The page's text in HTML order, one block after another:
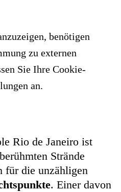
benötigen
zu externen
Sie Ihre Cookie-
an.
Rio de Janeiro ist
Strände
für die unzähligen
. Einer davon